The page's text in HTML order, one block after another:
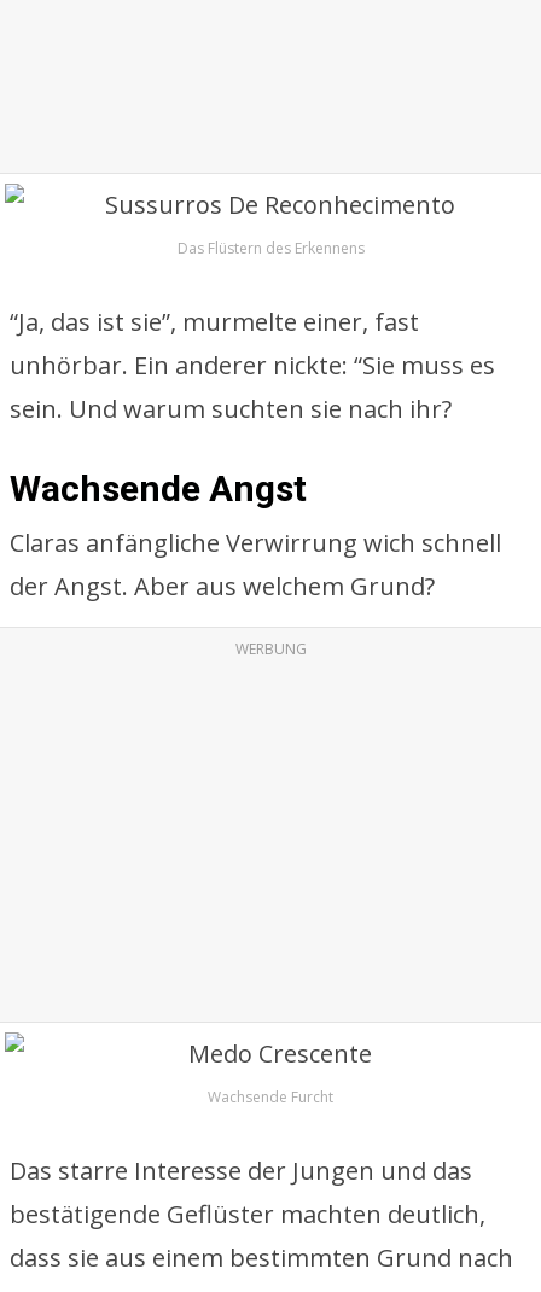
Das Flüstern des Erkennens
“Ja, das ist sie”, murmelte einer, fast
unhörbar. Ein anderer nickte: “Sie muss es
sein. Und warum suchten sie nach ihr?
Wachsende Angst
Claras anfängliche Verwirrung wich schnell
der Angst. Aber aus welchem Grund?
WERBUNG
Wachsende Furcht
Das starre Interesse der Jungen und das
bestätigende Geflüster machten deutlich,
dass sie aus einem bestimmten Grund nach